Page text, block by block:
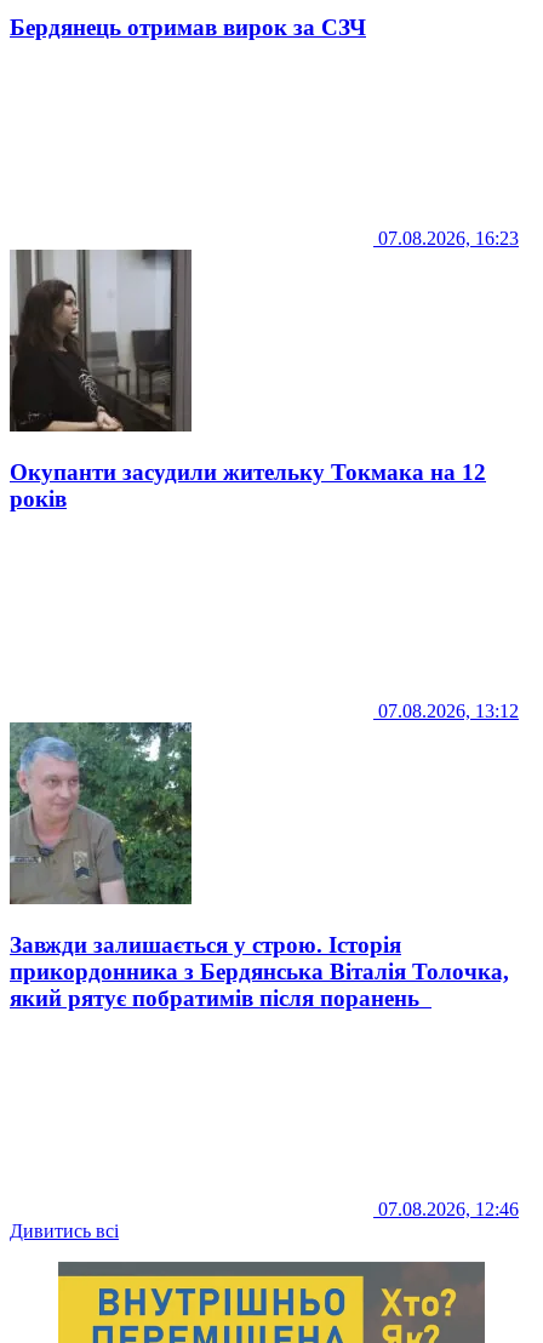
Бердянець отримав вирок за СЗЧ
07.08.2026, 16:23
Окупанти засудили жительку Токмака на 12
років
07.08.2026, 13:12
Завжди залишається у строю. Історія
прикордонника з Бердянська Віталія Толочка,
який рятує побратимів після поранень
07.08.2026, 12:46
Дивитись всі